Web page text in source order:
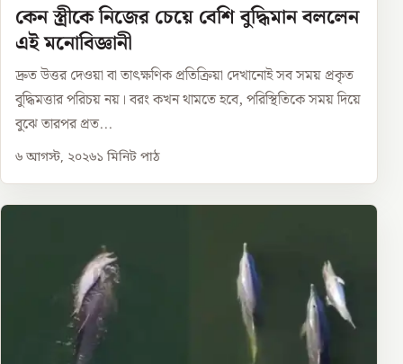
কেন স্ত্রীকে নিজের চেয়ে বেশি বুদ্ধিমান বললেন
এই মনোবিজ্ঞানী
দ্রুত উত্তর দেওয়া বা তাৎক্ষণিক প্রতিক্রিয়া দেখানোই সব সময় প্রকৃত
বুদ্ধিমত্তার পরিচয় নয়। বরং কখন থামতে হবে, পরিস্থিতিকে সময় দিয়ে
বুঝে তারপর প্রত...
৬ আগস্ট, ২০২৬১ মিনিট পাঠ